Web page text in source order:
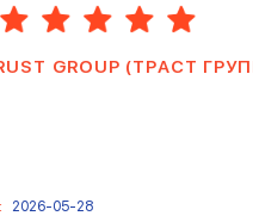
GROUP (ТРАСТ
2026-05-28